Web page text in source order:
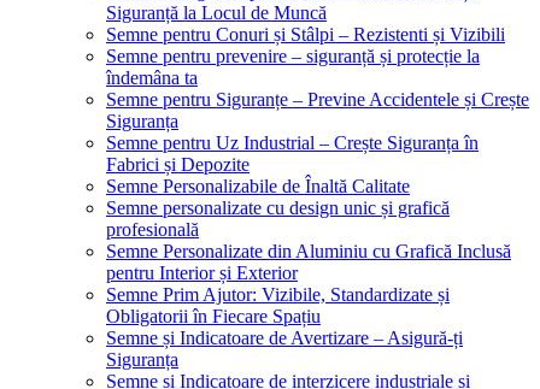
Siguranță la Locul de Muncă
Semne pentru Conuri și Stâlpi – Rezistenti și Vizibili
Semne pentru prevenire – siguranță și protecție la
îndemâna ta
Semne pentru Siguranțe – Previne Accidentele și Crește
Siguranța
Semne pentru Uz Industrial – Crește Siguranța în
Fabrici și Depozite
Semne Personalizabile de Înaltă Calitate
Semne personalizate cu design unic și grafică
profesională
Semne Personalizate din Aluminiu cu Grafică Inclusă
pentru Interior și Exterior
Semne Prim Ajutor: Vizibile, Standardizate și
Obligatorii în Fiecare Spațiu
Semne și Indicatoare de Avertizare – Asigură-ți
Siguranța
Semne si Indicatoare de interzicere industriale si